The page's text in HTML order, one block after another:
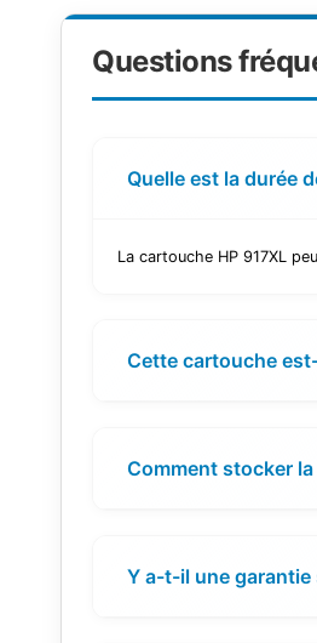
Questions
Quelle est la durée
La cartouche HP 917XL
Cette cartouche
Comment stocker
Y a-t-il une